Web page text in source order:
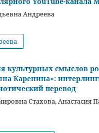
Андреева
культурных смыслов
Каренина»:
перевод
Стахова, Анастасия